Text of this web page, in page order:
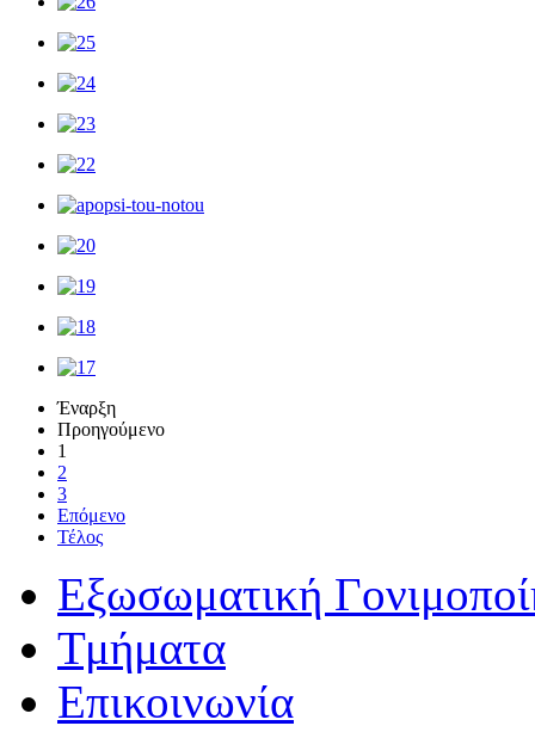
Έναρξη
Προηγούμενο
1
2
3
Επόμενο
Τέλος
Εξωσωματική
Τμήματα
Επικοινωνία